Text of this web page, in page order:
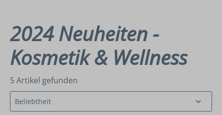
2024 Neuheiten -
Kosmetik & Wellness
5 Artikel gefunden